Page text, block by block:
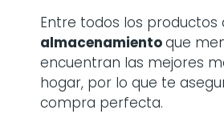
Entre todos los productos
almacenamientoque
encuentran las mejores
hogar, por lo que te
compra perfecta.